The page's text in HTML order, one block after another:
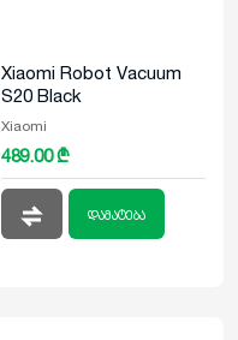
Xiaomi Robot Vacuum
S20 Black
Xiaomi
489.00 ₾
დამატება